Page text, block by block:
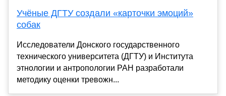
Учёные ДГТУ создали «карточки эмоций»
собак
Исследователи Донского государственного
технического университета (ДГТУ) и Института
этнологии и антропологии РАН разработали
методику оценки тревожн...